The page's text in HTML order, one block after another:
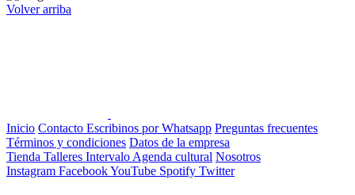
Volver arriba
Inicio Contacto Escribinos por Whatsapp Preguntas frecuentes
Términos y condiciones Datos de la empresa
Tienda Talleres Intervalo Agenda cultural Nosotros
Instagram FacebookYouTube Spotify Twitter